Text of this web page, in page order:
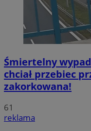
Śmiertelny
chciał przebiec
zakorkowana!
61
reklama